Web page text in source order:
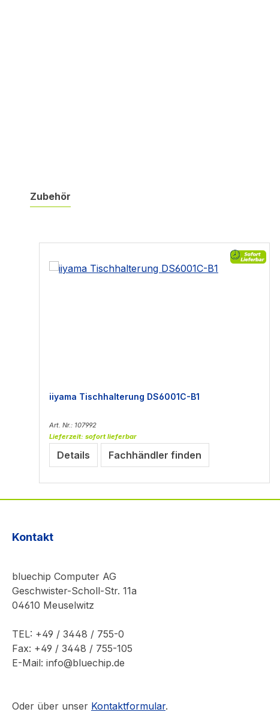
Zubehör
iiyama Tischhalterung DS6001C-B1
Art. Nr.: 107992
Lieferzeit: sofort lieferbar
Details Fachhändler finden
Kontakt
bluechip Computer AG
Geschwister-Scholl-Str. 11a
04610 Meuselwitz
TEL: +49 / 3448 / 755-0
Fax: +49 / 3448 / 755-105
E-Mail: info@bluechip.de
Oder über unser Kontaktformular.